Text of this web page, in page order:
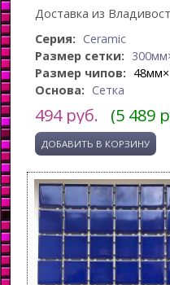
Доставка из
Серия: Ceramic
Размер сетки:
Размер чипов:
Основа: Сетка
494руб. (5 489